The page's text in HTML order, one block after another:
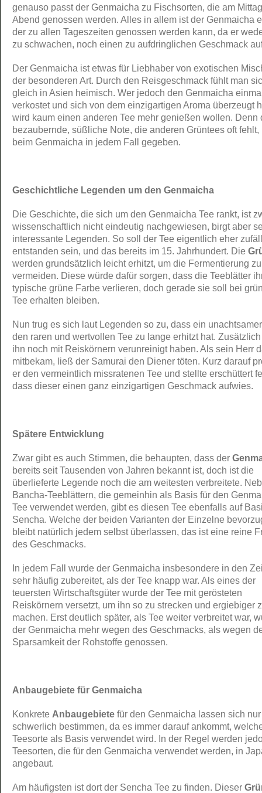
genauso passt der Genmaicha zu Fischsorten, die am
Abend genossen werden. Alles in allem ist der Genmaicha
der zu allen Tageszeiten genossen werden kann, da er
zu schwachen, noch einen zu aufdringlichen Geschmack
Der Genmaicha ist etwas für Liebhaber von exotischen
der besonderen Art. Durch den Reisgeschmack fühlt man
gleich in Asien heimisch. Wer jedoch den Genmaicha
verkostet und sich von dem einzigartigen Aroma überzeugt
wird kaum einen anderen Tee mehr genießen wollen. Denn
bezaubernde, süßliche Note, die anderen Grüntees oft fehlt,
beim Genmaicha in jedem Fall gegeben.
Geschichtliche Legenden um den Genmaicha
Die Geschichte, die sich um den Genmaicha Tee rankt, ist
wissenschaftlich nicht eindeutig nachgewiesen, birgt aber
interessante Legenden. So soll der Tee eigentlich eher
entstanden sein, und das bereits im 15. Jahrhundert. Die
werden grundsätzlich leicht erhitzt, um die Fermentierung zu
vermeiden. Diese würde dafür sorgen, dass die Teeblätter
typische grüne Farbe verlieren, doch gerade sie soll bei
Tee erhalten bleiben.
Nun trug es sich laut Legenden so zu, dass ein
den raren und wertvollen Tee zu lange erhitzt hat.
ihn noch mit Reiskörnern verunreinigt haben. Als sein Herr
mitbekam, ließ der Samurai den Diener töten. Kurz darauf
er den vermeintlich missratenen Tee und stellte erschüttert
dass dieser einen ganz einzigartigen Geschmack aufwies.
Spätere Entwicklung
Zwar gibt es auch Stimmen, die behaupten, dass der
bereits seit Tausenden von Jahren bekannt ist, doch ist die
überlieferte Legende noch die am weitesten verbreitete.
Bancha-Teeblättern, die gemeinhin als Basis für den
Tee verwendet werden, gibt es diesen Tee ebenfalls auf
Sencha. Welche der beiden Varianten der Einzelne
bleibt natürlich jedem selbst überlassen, das ist eine reine
des Geschmacks.
In jedem Fall wurde der Genmaicha insbesondere in den
sehr häufig zubereitet, als der Tee knapp war. Als eines der
teuersten Wirtschaftsgüter wurde der Tee mit gerösteten
Reiskörnern versetzt, um ihn so zu strecken und ergiebiger
machen. Erst deutlich später, als Tee weiter verbreitet war,
der Genmaicha mehr wegen des Geschmacks, als wegen
Sparsamkeit der Rohstoffe genossen.
Anbaugebiete für Genmaicha
Konkrete Anbaugebiete für den Genmaicha lassen sich nur
schwerlich bestimmen, da es immer darauf ankommt,
Teesorte als Basis verwendet wird. In der Regel werden
Teesorten, die für den Genmaicha verwendet werden, in
angebaut.
Am häufigsten ist dort der Sencha Tee zu finden. Dieser